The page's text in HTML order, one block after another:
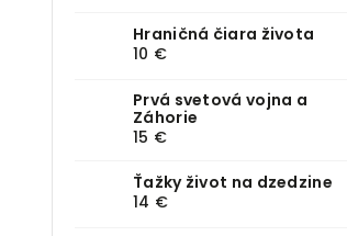
Hraničná čiara života
10 €
Prvá svetová vojna a
Záhorie
15 €
Ťažky život na dzedzine
14 €